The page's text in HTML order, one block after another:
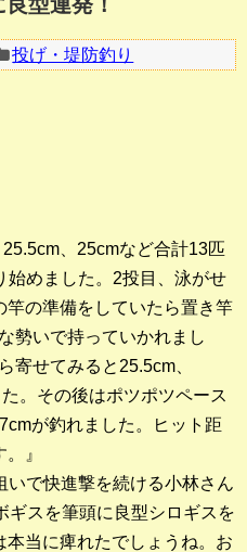
投げ・堤防釣り
、25cmなど合計13匹
始めました。2投目、泳がせ
の準備をしていたら置き竿
勢いで持っていかれまし
寄せてみると25.5cm、
。その後はポツポツペース
が釣れました。ヒット距
』
で快進撃を続ける小林さん
ギスを筆頭に良型シロギスを
当に痺れたでしょうね。お